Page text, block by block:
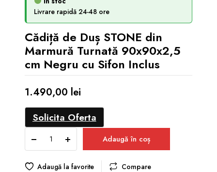
Livrare rapidă 24-48 ore
Cădiță de Duș STONE din
Marmură Turnată 90x90x2,5
cm Negru cu Sifon Inclus
1.490,00 lei
Solicita Oferta
Duș
STONE
Adaugă în coș
Adaugă la favorite Compare